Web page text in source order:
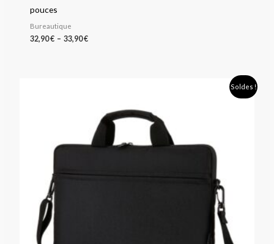
pouces
Bureautique
32,90€ – 33,90€
Soldes !
22,90 €
23,90 €